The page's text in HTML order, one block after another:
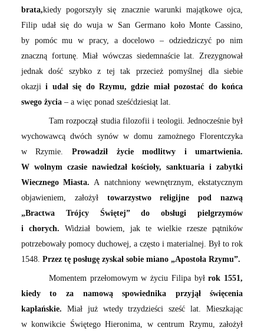
brata,kiedy pogorszyły się znacznie warunki majątkowe ojca,
Filip udał się do wuja w San Germano koło Monte Cassino,
by pomóc mu w pracy, a docelowo – odziedziczyć po nim
znaczną fortunę. Miał wówczas siedemnaście lat. Zrezygnował
jednak dość szybko z tej tak przecież pomyślnej dla siebie
okazjii udał się do Rzymu, gdzie miał pozostać do końca
swego życia– a więc ponad sześćdziesiąt lat.
Tam rozpoczął studia filozofii i teologii Jednocześnie był
wychowawcą dwóch synów w domu zamożnego Florentczyka
w Rzymie.
Prowadził życie modlitwy i umartwienia.
W wolnym czasie nawiedzał kościoły, sanktuaria i zabytki
Wiecznego Miasta. A natchniony wewnętrznym, ekstatycznym
objawieniem, założył towarzystwo religijne pod nazwą
„Bractwa Trójcy Świętej” do obsługi pielgrzymów
i chorych. Widział bowiem, jak te wielkie rzesze pątników
potrzebowały pomocy duchowej, a często i materialnej. Był to rok
1548. Przez tę posługę zyskał sobie miano „Apostoła Rzymu”.
Momentem przełomowym w życiu Filipa byłrok 1551,
kiedy to za namową spowiednika przyjął święcenia
kapłańskie. Miał już wtedy trzydzieści sześć lat. Mieszkając
w konwikcie Świętego Hieronima, w centrum Rzymu, założył